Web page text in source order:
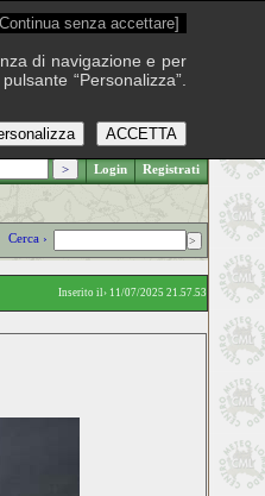
.: Venerdì 7 agosto 2026
Login Registrati
Cerca ›
Inserito il› 11/07/2025 21.57.53
senza accettare]
di navigazione e per
“Personalizza”.
ACCETTA